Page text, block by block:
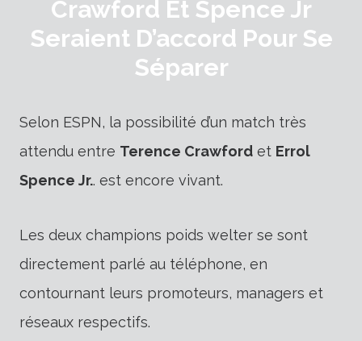
Crawford Et Spence Jr
Seraient D’accord Pour Se
Séparer
Selon ESPN, la possibilité d’un match très
attendu entre Terence Crawford et Errol
Spence Jr.. est encore vivant.
Les deux champions poids welter se sont
directement parlé au téléphone, en
contournant leurs promoteurs, managers et
réseaux respectifs.